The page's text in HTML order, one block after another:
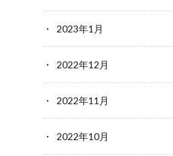
2023年1月
2022年12月
2022年11月
2022年10月